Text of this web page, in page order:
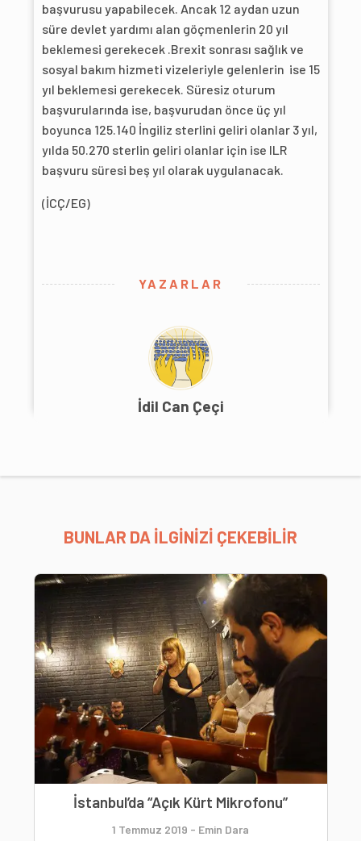
başvurusu yapabilecek. Ancak 12 aydan uzun
süre devlet yardımı alan göçmenlerin 20 yıl
beklemesi gerekecek .Brexit sonrası sağlık ve
sosyal bakım hizmeti vizeleriyle gelenlerin ise 15
yıl beklemesi gerekecek. Süresiz oturum
başvurularında ise, başvurudan önce üç yıl
boyunca 125.140 İngiliz sterlini geliri olanlar 3 yıl,
yılda 50.270 sterlin geliri olanlar için ise ILR
başvuru süresi beş yıl olarak uygulanacak.
(İCÇ/EG)
YAZARLAR
İdil Can Çeçi
BUNLAR DA İLGİNİZİ ÇEKEBİLİR
İstanbul’da “Açık Kürt Mikrofonu”
1 Temmuz 2019 - Emin Dara